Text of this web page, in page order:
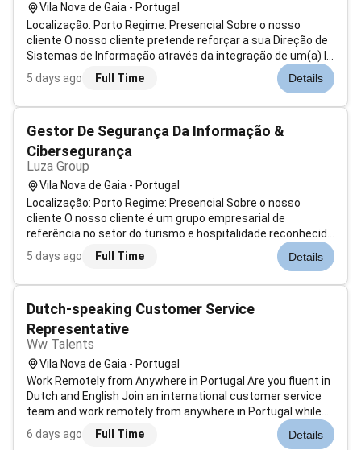
Vila Nova de Gaia - Portugal
Localização: Porto Regime: Presencial Sobre o nosso
cliente O nosso cliente pretende reforçar a sua Direção de
Sistemas de Informação através da integração de um(a) IT
Operations Manager responsável pela gestão da
infraestrutura tecnológica corporativa assegurando a
5 days ago Full Time Details
Gestor De Segurança Da Informação &
Cibersegurança
Luza Group
Vila Nova de Gaia - Portugal
Localização: Porto Regime: Presencial Sobre o nosso
cliente O nosso cliente é um grupo empresarial de
referência no setor do turismo e hospitalidade reconhecido
pela aposta contínua na inovação tecnológica excelência
operacional e elevados padrões de segurança da
5 days ago Full Time Details
Dutch-speaking Customer Service
Representative
Ww Talents
Vila Nova de Gaia - Portugal
Work Remotely from Anywhere in Portugal Are you fluent in
Dutch and English Join an international customer service
team and work remotely from anywhere in Portugal while
supporting customers in a professional and dynamic
environment. Location: This role is Remote in Portugal
6 days ago Full Time Details